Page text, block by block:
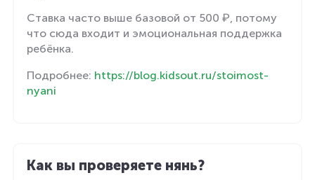
Ставка часто выше базовой от 500 ₽, потому
что сюда входит и эмоциональная поддержка
ребёнка.
Подробнее: https://blog.kidsout.ru/stoimost-
nyani
Как вы проверяете нянь?